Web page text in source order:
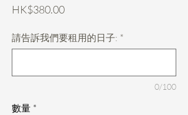
HK$380.00價
請告訴我們要租用的日子: *
0/100
數量 *